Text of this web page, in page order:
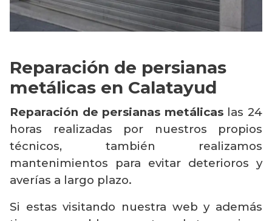
Reparación de persianas
metálicas en Calatayud
Reparación de persianas metálicaslas 24
horas realizadas por nuestros propios
técnicos, también realizamos
mantenimientos para evitar deterioros y
averías a largo plazo.
Si estas visitando nuestra web y además